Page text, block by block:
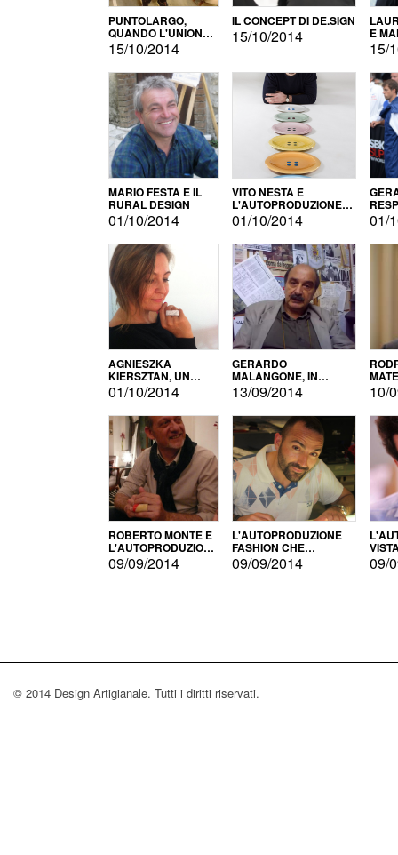
PUNTOLARGO,
QUANDO L'UNIONE
FA LA FORZA E
VINCE
15/10/2014
IL CONCEPT DI DE.SIGN
15/10/2014 E
15/
MARIO FESTA E IL
RURAL DESIGN
01/10/2014
VITO NESTA E
L'AUTOPRODUZIONE
COME RECUPERO DEI
SIMBOLI
01/10/2014 01/
AGNIESZKA
KIERSZTAN, UN
MODELLO DI
AUTOPRODUZIONE
01/10/2014
GERARDO
MALANGONE, IN
GIURIA PER IL
CONCORSO
LETTERARIO
13/09/2014 10/
ROBERTO MONTE E
L'AUTOPRODUZIONE
CON IL CENSIMENTO
09/09/2014
L'AUTOPRODUZIONE
FASHION CHE
CONQUISTA GLI USA
09/09/2014 09/
© 2014 Design Artigianale. Tutti i diritti riservati.